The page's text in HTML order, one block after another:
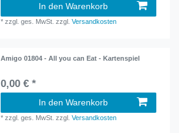
In den Warenkorb
*zzgl. ges. MwSt. zzgl.Versandkosten
Amigo 01804 - All you can Eat - Kartenspiel
0,00 € *
In den Warenkorb
*zzgl. ges. MwSt. zzgl.Versandkosten